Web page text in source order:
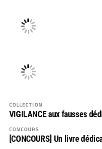
COLLECTION
VIGILANCE aux fausses
CONCOURS
[CONCOURS] Un livre